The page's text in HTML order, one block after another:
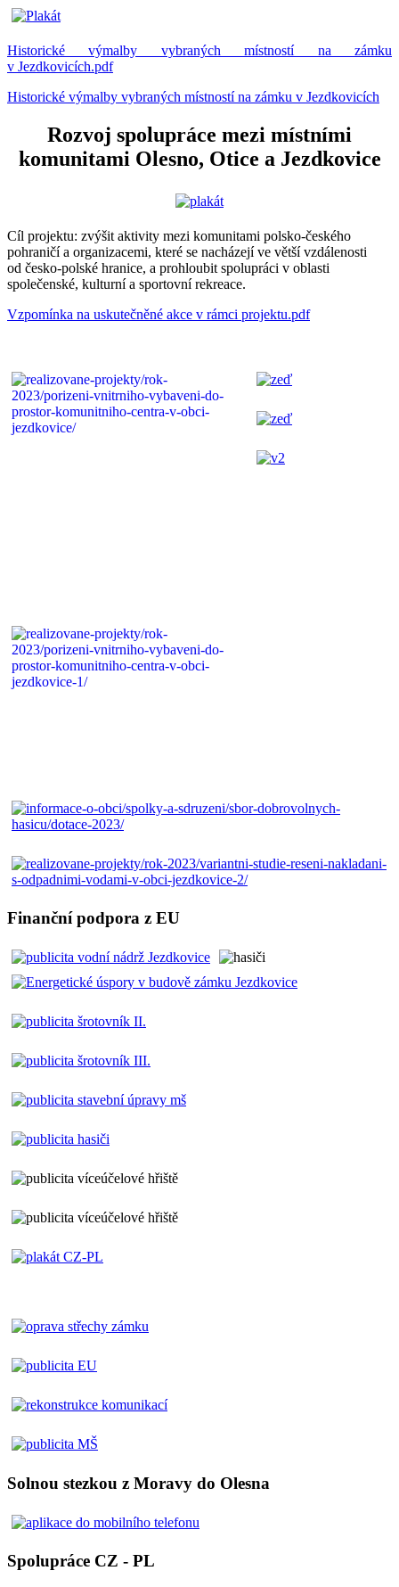
Historické výmalby vybraných místností na zámku
v Jezdkovicích.pdf
Historické výmalby vybraných místností na zámku v Jezdkovicích
Rozvoj spolupráce mezi místními
komunitami Olesno, Otice a Jezdkovice
Cíl projektu: zvýšit aktivity mezi komunitami polsko-českého
pohraničí a organizacemi, které se nacházejí ve větší vzdálenosti
od česko-polské hranice, a prohloubit spolupráci v oblasti
společenské, kulturní a sportovní rekreace.
Vzpomínka na uskutečněné akce v rámci projektu.pdf
Finanční podpora z EU
Solnou stezkou z Moravy do Olesna
Spolupráce CZ - PL